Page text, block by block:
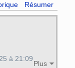
Résumer
Plus
à 21:09